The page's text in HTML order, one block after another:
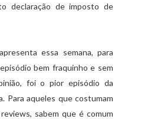
declaração de imposto de
essa semana, para
bem fraquinho e sem
foi o pior episódio da
Para aqueles que costumam
sabem que é comum